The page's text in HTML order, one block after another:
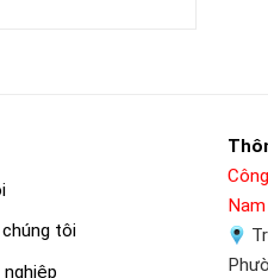
tôi
Nam